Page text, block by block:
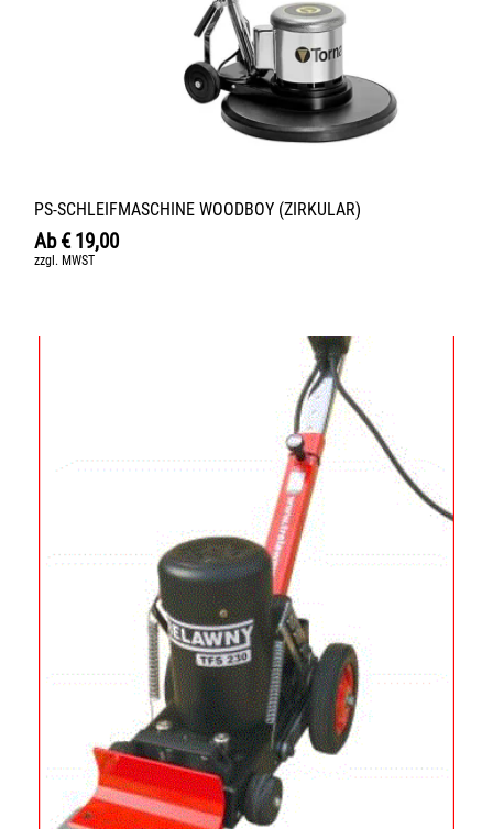
PS-SCHLEIFMASCHINE WOODBOY (ZIRKULAR)
Ab€19,00
zzgl. MWST